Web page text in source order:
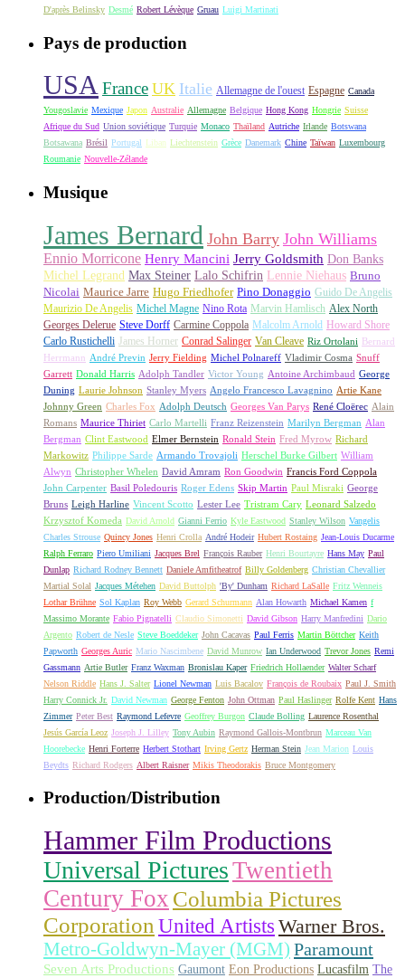
D'après Belinsky Desmé Robert Lévèque Gruau Luigi Martinati
Pays de production
USA France UK Italie Allemagne de l'ouest Espagne Canada
Yougoslavie Mexique Japon Australie Allemagne Belgique Hong Kong Hongrie Suisse
Afrique du Sud Union soviétique Turquie Monaco Thaïland Autriche Irlande Botswana
Botsawana Brésil Portugal Liban Liechtenstein Grèce Danemark Chine Taïwan Luxembourg
Roumanie Nouvelle-Zélande
Musique
James Bernard John Barry John Williams
Ennio Morricone Henry Mancini Jerry Goldsmith Don Banks
Michel Legrand Max Steiner Lalo Schifrin Lennie Niehaus Bruno
Nicolai Maurice Jarre Hugo Friedhofer Pino Donaggio Guido De Angelis
Maurizio De Angelis Michel Magne Nino Rota Marvin Hamlisch Alex North
Georges Delerue Steve Dorff Carmine Coppola Malcolm Arnold Howard Shore
Carlo Rustichelli James Horner Conrad Salinger Van Cleave Riz Ortolani Bernard
Herrmann André Previn Jerry Fielding Michel Polnareff Vladimir Cosma Snuff
Garrett Donald Harris Adolph Tandler Victor Young Antoine Archimbaud George
Duning Laurie Johnson Stanley Myers Angelo Francesco Lavagnino Artie Kane
Johnny Green Charles Fox Adolph Deutsch Georges Van Parys René Cloërec Alain
Romans Maurice Thiriet Carlo Martelli Franz Reizenstein Marilyn Bergman Alan
Bergman Clint Eastwood Elmer Bernstein Ronald Stein Fred Myrow Richard
Markowitz Philippe Sarde Armando Trovajoli Herschel Burke Gilbert William
Alwyn Christopher Whelen David Amram Ron Goodwin Francis Ford Coppola
John Carpenter Basil Poledouris Roger Edens Skip Martin Paul Misraki George
Bruns Leigh Harline Vincent Scotto Lester Lee Tristram Cary Leonard Salzedo
Krzysztof Komeda David Arnold Gianni Ferrio Kyle Eastwood Stanley Wilson Vangelis
Charles Strouse Quincy Jones Henri Crolla André Hodeir Hubert Rostaing Jean-Louis Ducarme
Ralph Ferraro Piero Umiliani Jacques Brel François Rauber Henri Bourtayre Hans May Paul
Dunlap Richard Rodney Bennett Daniele Amfitheatrof Billy Goldenberg Christian Chevallier
Martial Solal Jacques Métehen David Buttolph 'By' Dunham Richard LaSalle Fritz Wenneis
Lothar Brühne Sol Kaplan Roy Webb Gerard Schurmann Alan Howarth Michael Kamen f
Massimo Morante Fabio Pignatelli Claudio Simonetti David Gibson Harry Manfredini Dario
Argento Robert de Nesle Steve Boeddeker John Cacavas Paul Ferris Martin Böttcher Keith
Papworth Georges Auric Mario Nascimbene David Munrow Ian Underwood Trevor Jones Remi
Gassmann Artie Butler Franz Waxman Bronislau Kaper Friedrich Hollaender Walter Scharf
Nelson Riddle Hans J. Salter Lionel Newman Luis Bacalov François de Roubaix Paul J. Smith
Harry Connick Jr. David Newman George Fenton John Ottman Paul Haslinger Rolfe Kent Hans
Zimmer Peter Best Raymond Lefevre Geoffrey Burgon Claude Bolling Laurence Rosenthal
Jesús García Leoz Joseph J. Lilley Tony Aubin Raymond Gallois-Montbrun Marceau Van
Hoorebecke Henri Forterre Herbert Stothart Irving Gertz Herman Stein Jean Marion Louis
Beydts Richard Rodgers Albert Raisner Mikis Theodorakis Bruce Montgomery
Production/Distribution
Hammer Film Productions
Universal PicturesTwentieth
Century Fox Columbia Pictures
Corporation United Artists Warner Bros.
Metro-Goldwyn-Mayer (MGM) Paramount
Seven Arts Productions Gaumont Eon Productions Lucasfilm The